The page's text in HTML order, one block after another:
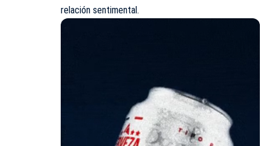
relación sentimental.